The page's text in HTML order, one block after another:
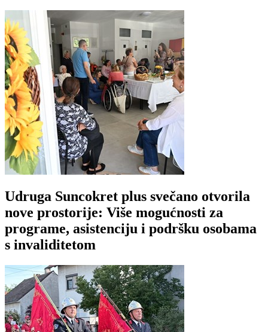
Udruga Suncokret plus svečano otvorila
nove prostorije: Više mogućnosti za
programe, asistenciju i podršku osobama
s invaliditetom